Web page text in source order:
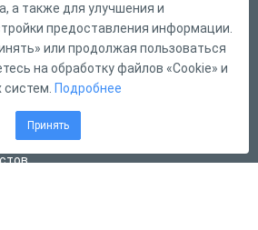
связи
а также для улучшения и
предоставления информации.
или продолжая пользоваться
на обработку файлов «Cookie» и
Подробнее
Принять